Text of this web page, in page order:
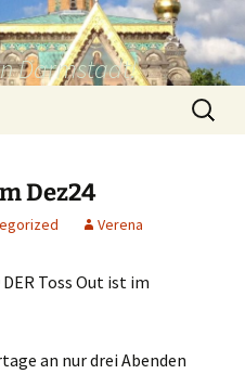
Darmstadt!
Suchen
nach:
Dez24
Verena
Toss Out ist im
an nur drei Abenden